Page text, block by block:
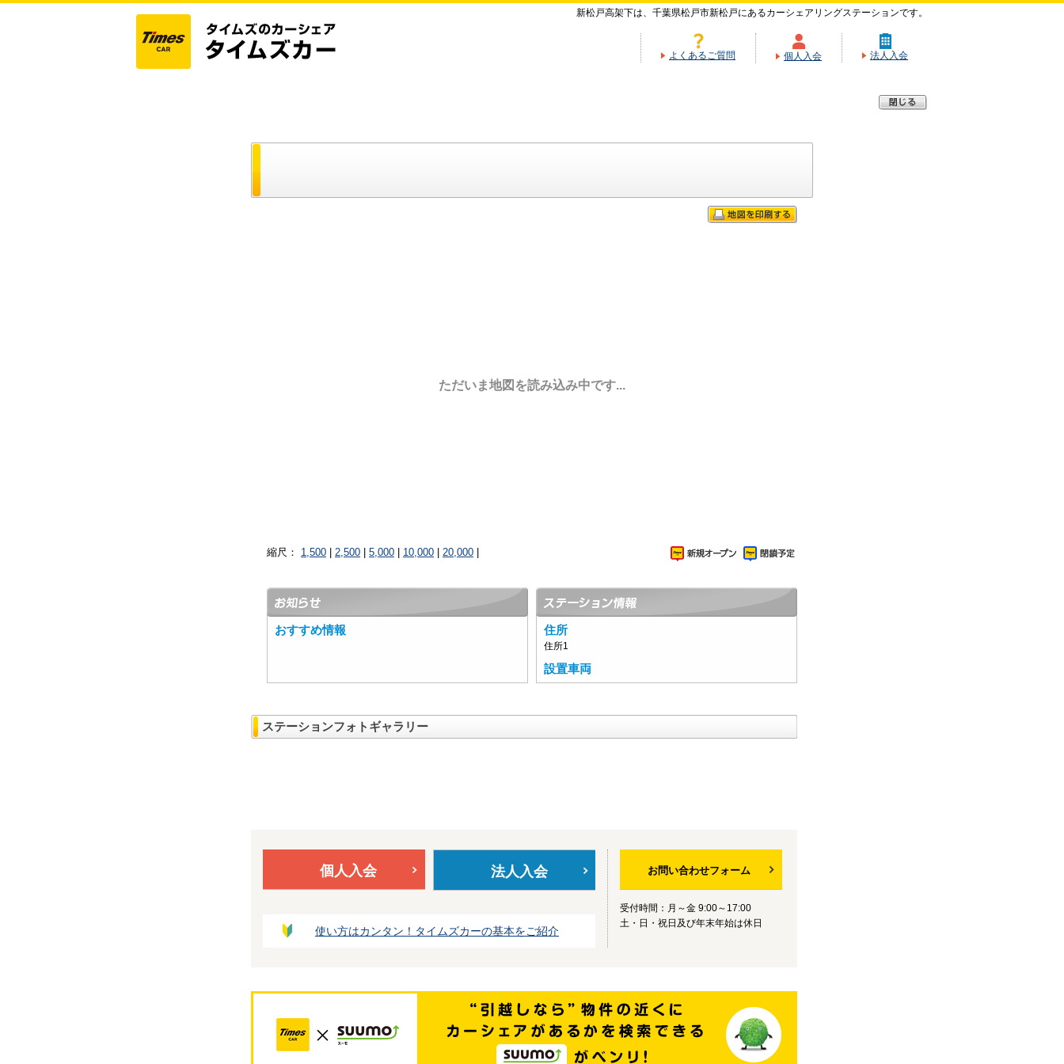
新松戸高架下は、千葉県松戸市新松戸にあるカーシェアリングステーションです。
よくあるご質問 個人入会 法人入会
ただいま地図を読み込み中です...
縮尺： 1,500 2,500 5,000 10,000 20,000
おすすめ情報 住所
住所1
設置車両
ステーションフォトギャラリー
個人入会 法人入会
使い方はカンタン！タイムズカーの基本をご紹介
お問い合わせフォーム
受付時間：月～金 9:00～17:00
土・日・祝日及び年末年始は休日